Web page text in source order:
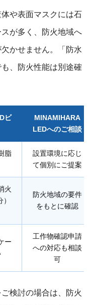
や表面マスクには石
が多く、防火地域へ
かせません。「防水
、防火性能は別途確
ビ
MINAMIHARA
LEDへのご相談
脂
設置環境に応じ
て個別にご提案
火
防火地域の要件
をもとに確認
ー
工作物確認申請
への対応も相談
可
検討の場合は、防火